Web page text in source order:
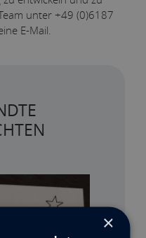
unter +49 (0)6187
E-Mail.
×